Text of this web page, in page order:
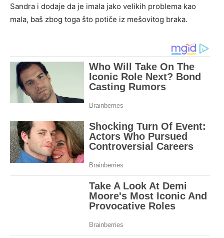
Sandra i dodaje da je imala jako velikih problema kao
mala, baš zbog toga što potiče iz mešovitog braka.